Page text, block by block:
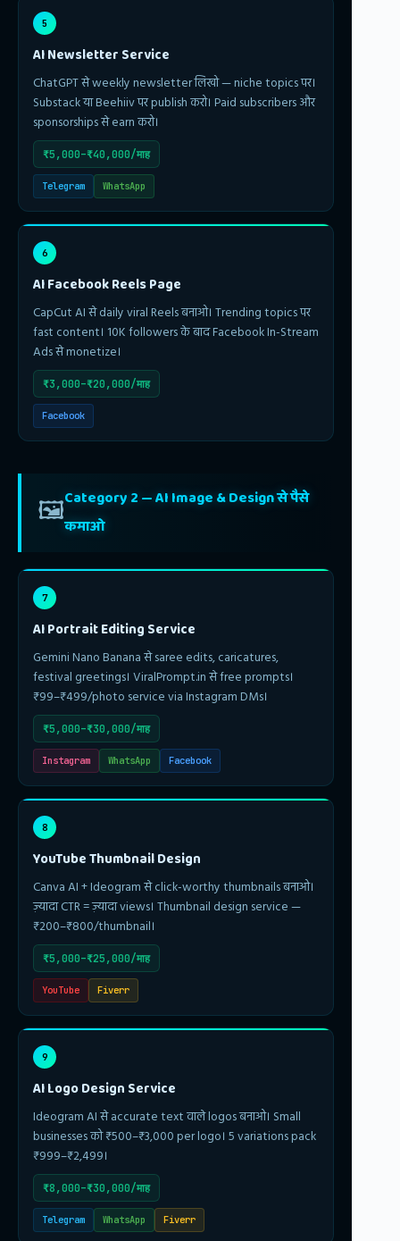
5
AI Newsletter Service
ChatGPT से weekly newsletter लिखो — niche topics पर।
Substack या Beehiiv पर publish करो। Paid subscribers और
sponsorships से earn करो।
₹5,000–₹40,000/माह
Telegram WhatsApp
6
AI Facebook Reels Page
CapCut AI से daily viral Reels बनाओ। Trending topics पर
fast content। 10K followers के बाद Facebook In-Stream
Ads से monetize।
₹3,000–₹20,000/माह
Facebook
🖼️Category 2 — AI Image & Design से पैसे
कमाओ
7
AI Portrait Editing Service
Gemini Nano Banana से saree edits, caricatures,
festival greetings। ViralPrompt.in से free prompts।
₹99–₹499/photo service via Instagram DMs।
₹5,000–₹30,000/माह
Instagram WhatsApp Facebook
8
YouTube Thumbnail Design
Canva AI + Ideogram से click-worthy thumbnails बनाओ।
ज़्यादा CTR = ज़्यादा views। Thumbnail design service —
₹200–₹800/thumbnail।
₹5,000–₹25,000/माह
YouTube Fiverr
9
AI Logo Design Service
Ideogram AI से accurate text वाले logos बनाओ। Small
businesses को ₹500–₹3,000 per logo। 5 variations pack
₹999–₹2,499।
₹8,000–₹30,000/माह
Telegram WhatsApp Fiverr